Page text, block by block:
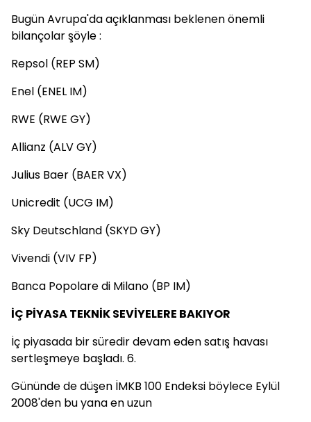
Bugün Avrupa'da açıklanması beklenen önemli
bilançolar şöyle :
Repsol (REP SM)
Enel (ENEL IM)
RWE (RWE GY)
Allianz (ALV GY)
Julius Baer (BAER VX)
Unicredit (UCG IM)
Sky Deutschland (SKYD GY)
Vivendi (VIV FP)
Banca Popolare di Milano (BP IM)
İÇ PİYASA TEKNİK SEVİYELERE BAKIYOR
İç piyasada bir süredir devam eden satış havası
sertleşmeye başladı. 6.
Gününde de düşen İMKB 100 Endeksi böylece Eylül
2008'den bu yana en uzun